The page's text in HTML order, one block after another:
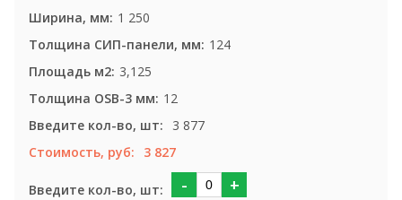
1 250
124
3,125
12
3 877
3 827
- +